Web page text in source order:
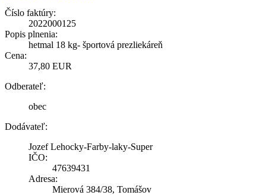
Číslo faktúry:
2022000125
Popis plnenia:
hetmal 18 kg- športová prezliekáreň
Cena:
37,80 EUR
Odberateľ:
obec
Dodávateľ:
Jozef Lehocky-Farby-laky-Super
IČO:
47639431
Adresa:
Mierová 384/38, Tomášov